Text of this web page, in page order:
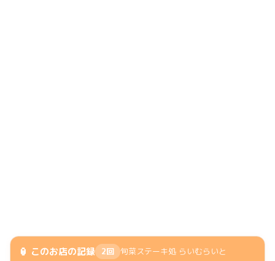
🏮 このお店の記録 2回 旬菜ステーキ処 らいむらいと